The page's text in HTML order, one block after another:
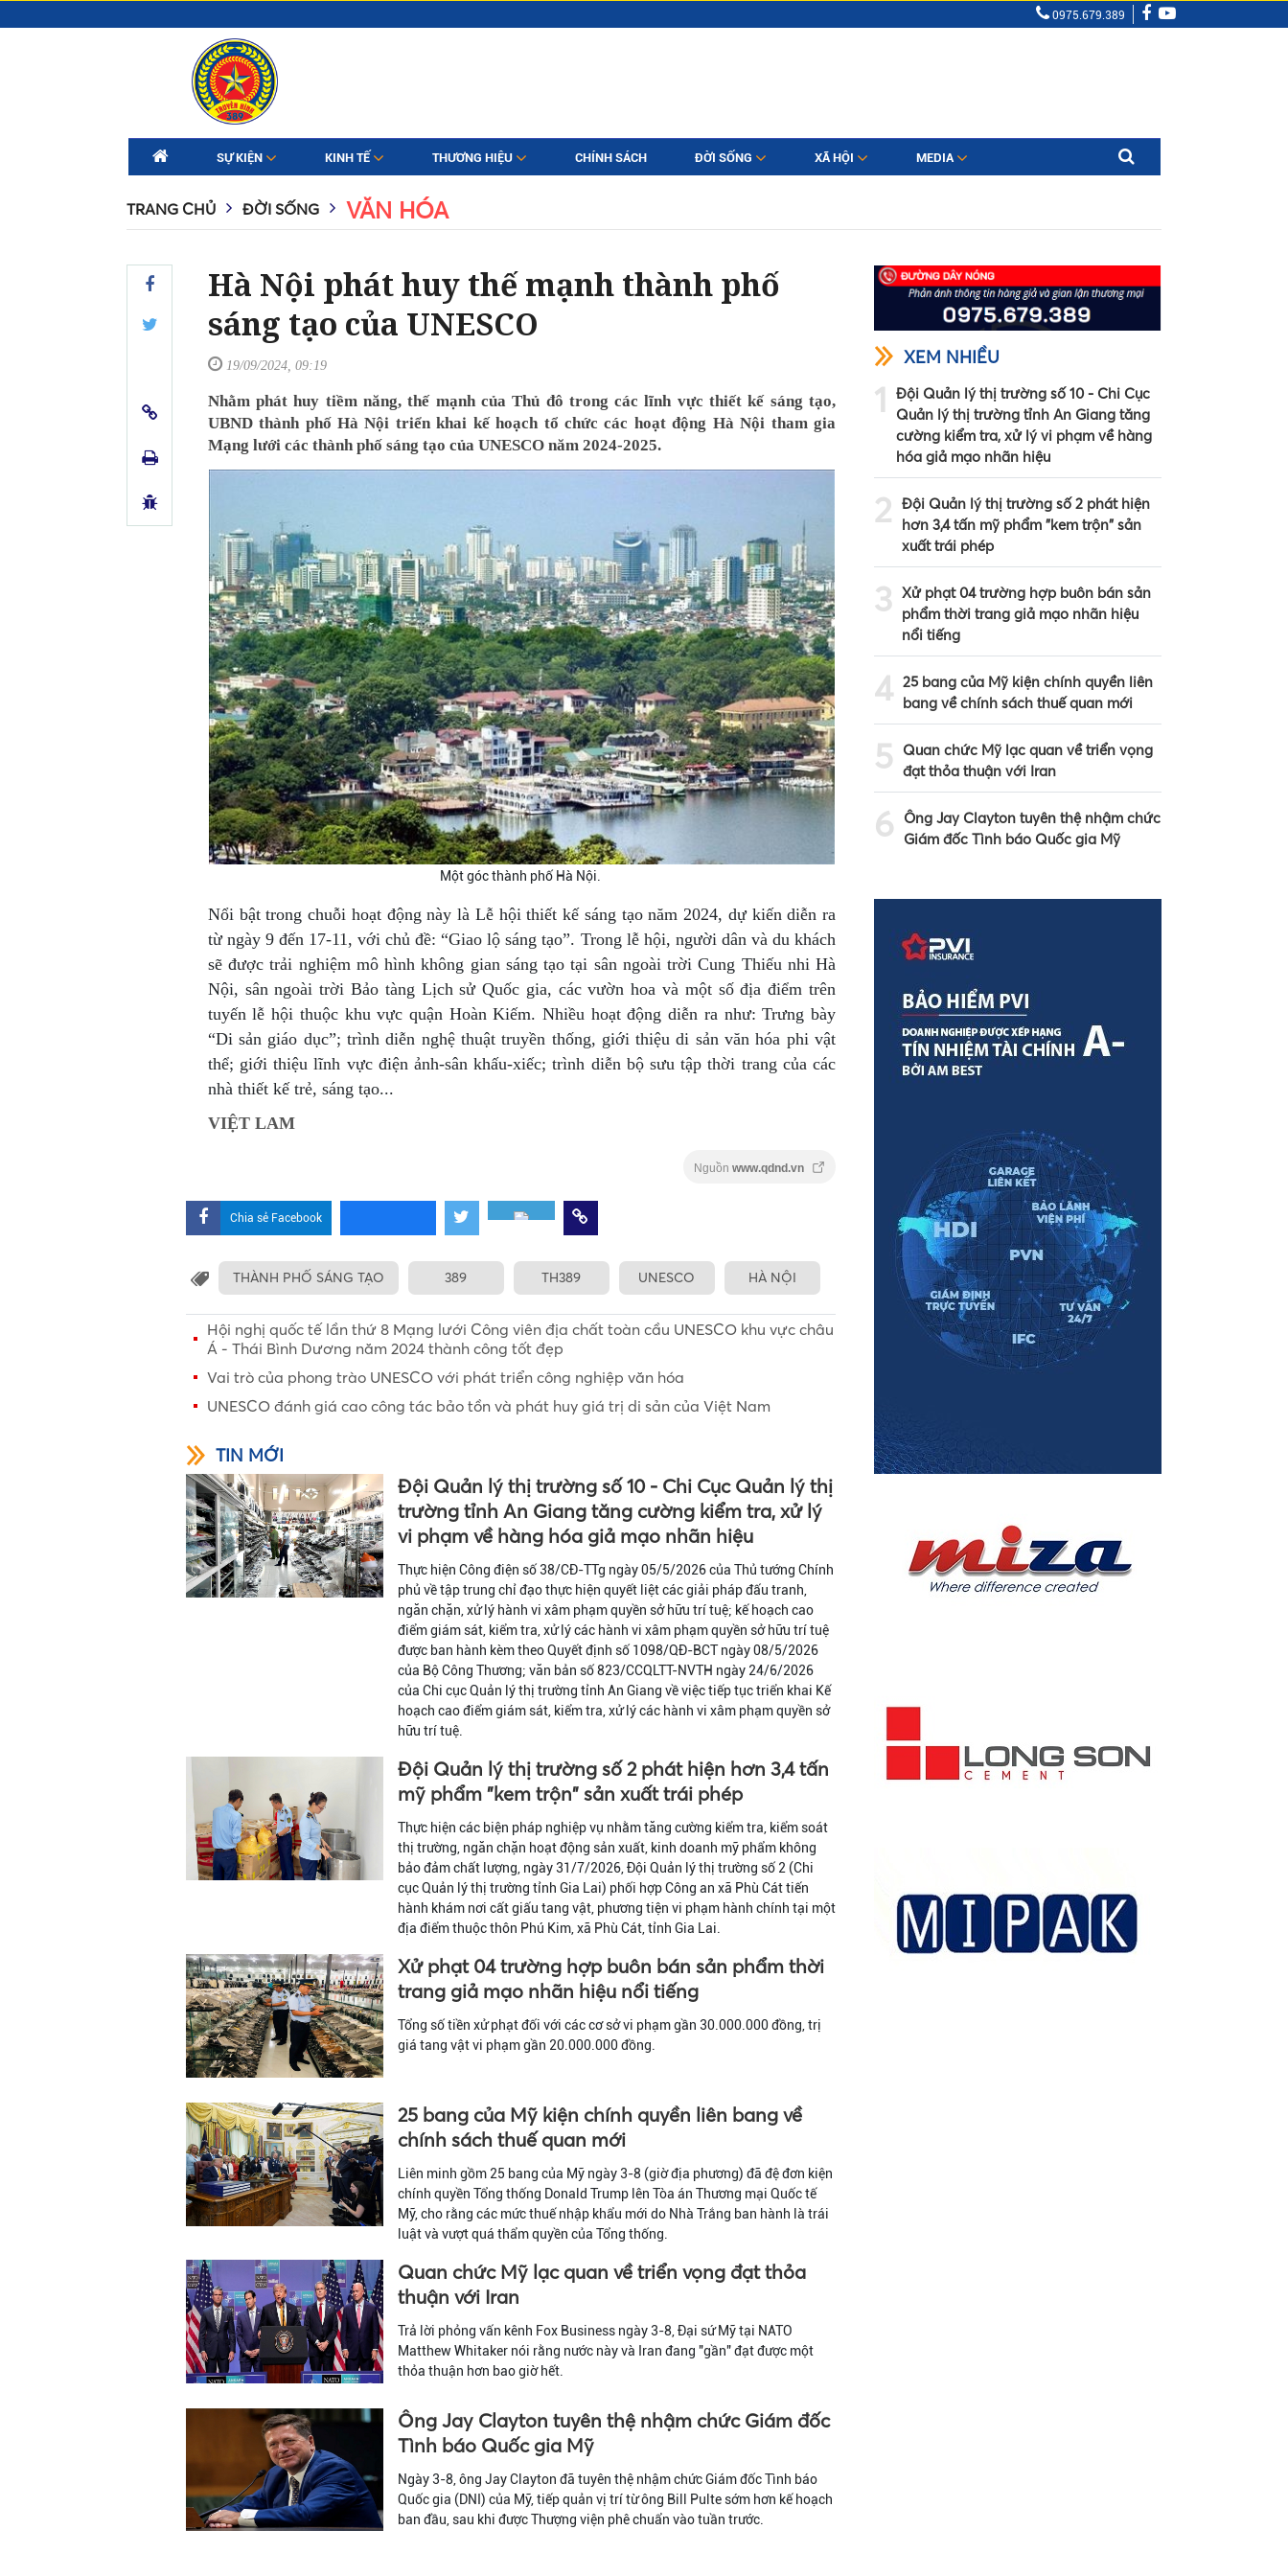
0975.679.389
SỰ KIỆN KINH TẾ THƯƠNG HIỆU CHÍNH SÁCH ĐỜI SỐNG XÃ HỘI MEDIA
TRANG CHỦ ĐỜI SỐNG VĂN HÓA
Hà Nội phát huy thế mạnh thành phố
sáng tạo của UNESCO
19/09/2024, 09:19
Nhằm phát huy tiềm năng, thế mạnh của Thủ đô trong các lĩnh vực thiết kế sáng tạo,
UBND thành phố Hà Nội triển khai kế hoạch tổ chức các hoạt động Hà Nội tham gia
Mạng lưới các thành phố sáng tạo của UNESCO năm 2024-2025.
Một góc thành phố Hà Nội.
Nổi bật trong chuỗi hoạt động này là Lễ hội thiết kế sáng tạo năm 2024, dự kiến diễn ra
từ ngày 9 đến 17-11, với chủ đề: “Giao lộ sáng tạo”. Trong lễ hội, người dân và du khách
sẽ được trải nghiệm mô hình không gian sáng tạo tại sân ngoài trời Cung Thiếu nhi Hà
Nội, sân ngoài trời Bảo tàng Lịch sử Quốc gia, các vườn hoa và một số địa điểm trên
tuyến lễ hội thuộc khu vực quận Hoàn Kiếm. Nhiều hoạt động diễn ra như: Trưng bày
“Di sản giáo dục”; trình diễn nghệ thuật truyền thống, giới thiệu di sản văn hóa phi vật
thể; giới thiệu lĩnh vực điện ảnh-sân khấu-xiếc; trình diễn bộ sưu tập thời trang của các
nhà thiết kế trẻ, sáng tạo...
VIỆT LAM
Nguồn www.qdnd.vn
Chia sẻ Facebook
THÀNH PHỐ SÁNG TẠO 389 TH389 UNESCO HÀ NỘI
Hội nghị quốc tế lần thứ 8 Mạng lưới Công viên địa chất toàn cầu UNESCO khu vực châu
Á - Thái Bình Dương năm 2024 thành công tốt đẹp
Vai trò của phong trào UNESCO với phát triển công nghiệp văn hóa
UNESCO đánh giá cao công tác bảo tồn và phát huy giá trị di sản của Việt Nam
TIN MỚI
Đội Quản lý thị trường số 10 - Chi Cục Quản lý thị
trường tỉnh An Giang tăng cường kiểm tra, xử lý
vi phạm về hàng hóa giả mạo nhãn hiệu
Thực hiện Công điện số 38/CĐ-TTg ngày 05/5/2026 của Thủ tướng Chính
phủ về tập trung chỉ đạo thực hiện quyết liệt các giải pháp đấu tranh,
ngăn chặn, xử lý hành vi xâm phạm quyền sở hữu trí tuệ; kế hoạch cao
điểm giám sát, kiểm tra, xử lý các hành vi xâm phạm quyền sở hữu trí tuệ
được ban hành kèm theo Quyết định số 1098/QĐ-BCT ngày 08/5/2026
của Bộ Công Thương; văn bản số 823/CCQLTT-NVTH ngày 24/6/2026
của Chi cục Quản lý thị trường tỉnh An Giang về việc tiếp tục triển khai Kế
hoạch cao điểm giám sát, kiểm tra, xử lý các hành vi xâm phạm quyền sở
hữu trí tuệ.
Đội Quản lý thị trường số 2 phát hiện hơn 3,4 tấn
mỹ phẩm "kem trộn" sản xuất trái phép
Thực hiện các biện pháp nghiệp vụ nhằm tăng cường kiểm tra, kiểm soát
thị trường, ngăn chặn hoạt động sản xuất, kinh doanh mỹ phẩm không
bảo đảm chất lượng, ngày 31/7/2026, Đội Quản lý thị trường số 2 (Chi
cục Quản lý thị trường tỉnh Gia Lai) phối hợp Công an xã Phù Cát tiến
hành khám nơi cất giấu tang vật, phương tiện vi phạm hành chính tại một
địa điểm thuộc thôn Phú Kim, xã Phù Cát, tỉnh Gia Lai.
Xử phạt 04 trường hợp buôn bán sản phẩm thời
trang giả mạo nhãn hiệu nổi tiếng
Tổng số tiền xử phạt đối với các cơ sở vi phạm gần 30.000.000 đồng, trị
giá tang vật vi phạm gần 20.000.000 đồng.
25 bang của Mỹ kiện chính quyền liên bang về
chính sách thuế quan mới
Liên minh gồm 25 bang của Mỹ ngày 3-8 (giờ địa phương) đã đệ đơn kiện
chính quyền Tổng thống Donald Trump lên Tòa án Thương mại Quốc tế
Mỹ, cho rằng các mức thuế nhập khẩu mới do Nhà Trắng ban hành là trái
luật và vượt quá thẩm quyền của Tổng thống.
Quan chức Mỹ lạc quan về triển vọng đạt thỏa
thuận với Iran
Trả lời phỏng vấn kênh Fox Business ngày 3-8, Đại sứ Mỹ tại NATO
Matthew Whitaker nói rằng nước này và Iran đang "gần" đạt được một
thỏa thuận hơn bao giờ hết.
Ông Jay Clayton tuyên thệ nhậm chức Giám đốc
Tình báo Quốc gia Mỹ
Ngày 3-8, ông Jay Clayton đã tuyên thệ nhậm chức Giám đốc Tình báo
Quốc gia (DNI) của Mỹ, tiếp quản vị trí từ ông Bill Pulte sớm hơn kế hoạch
ban đầu, sau khi được Thượng viện phê chuẩn vào tuần trước.
XEM NHIỀU
1
Đội Quản lý thị trường số 10 - Chi Cục
Quản lý thị trường tỉnh An Giang tăng
cường kiểm tra, xử lý vi phạm về hàng
hóa giả mạo nhãn hiệu
2 Đội Quản lý thị trường số 2 phát hiện
hơn 3,4 tấn mỹ phẩm "kem trộn" sản
xuất trái phép
3 Xử phạt 04 trường hợp buôn bán sản
phẩm thời trang giả mạo nhãn hiệu
nổi tiếng
4 25 bang của Mỹ kiện chính quyền liên
bang về chính sách thuế quan mới
5
Quan chức Mỹ lạc quan về triển vọng
đạt thỏa thuận với Iran
6
Ông Jay Clayton tuyên thệ nhậm chức
Giám đốc Tình báo Quốc gia Mỹ